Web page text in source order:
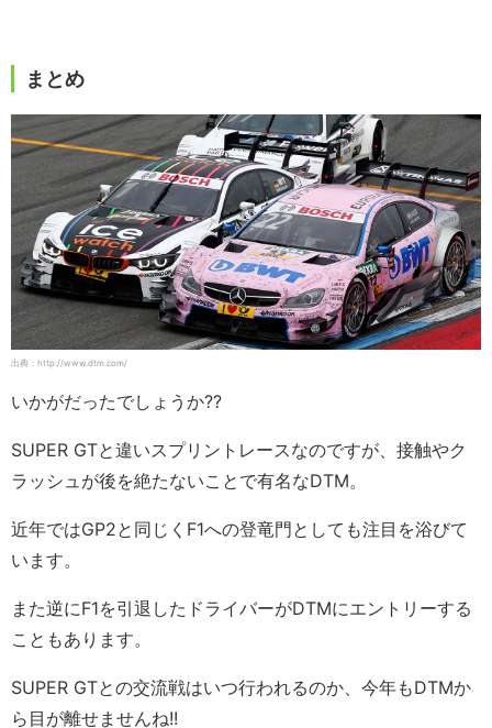
まとめ
出典：http://www.dtm.com/
いかがだったでしょうか??
SUPER GTと違いスプリントレースなのですが、接触やク
ラッシュが後を絶たないことで有名なDTM。
近年ではGP2と同じくF1への登竜門としても注目を浴びて
います。
また逆にF1を引退したドライバーがDTMにエントリーする
こともあります。
SUPER GTとの交流戦はいつ行われるのか、今年もDTMか
ら目が離せませんね!!